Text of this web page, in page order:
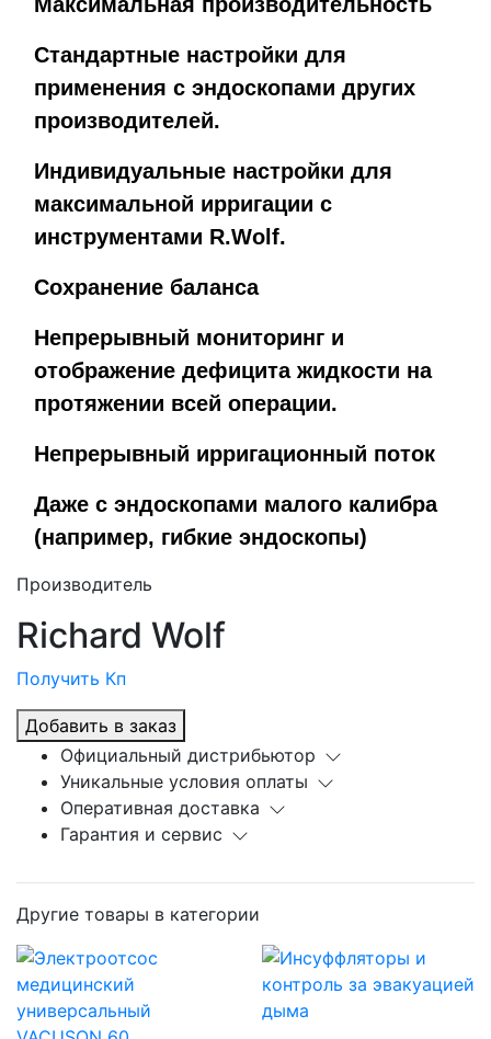
Максимальная производительность
Стандартные настройки для
применения с эндоскопами других
производителей.
Индивидуальные настройки для
максимальной ирригации с
инструментами R.Wolf.
Сохранение баланса
Непрерывный мониторинг и
отображение дефицита жидкости на
протяжении всей операции.
Непрерывный ирригационный поток
Даже с эндоскопами малого калибра
(например, гибкие эндоскопы)
Производитель
Richard Wolf
Получить Кп
Добавить в заказ
Официальный дистрибьютор
Уникальные условия оплаты
Оперативная доставка
Гарантия и сервис
Другие товары в категории